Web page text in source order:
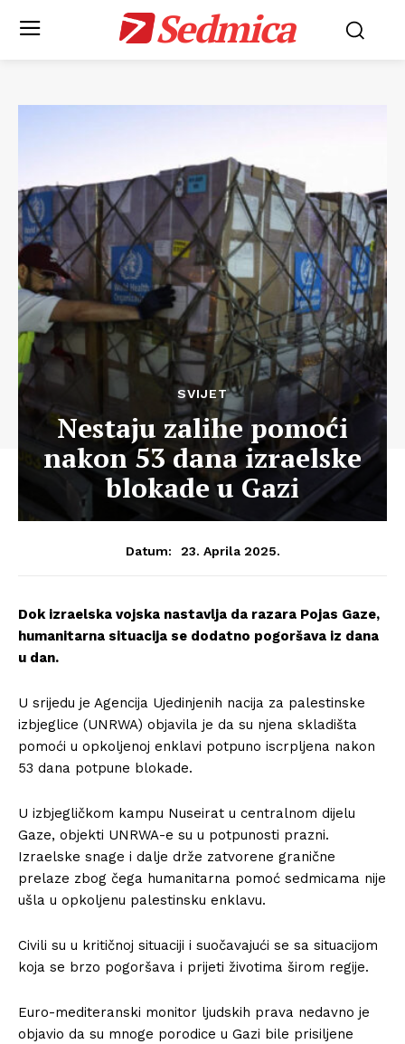
Sedmica
SVIJET
Nestaju zalihe pomoći
nakon 53 dana izraelske
blokade u Gazi
Datum: 23. Aprila 2025.
Dok izraelska vojska nastavlja da razara Pojas Gaze,
humanitarna situacija se dodatno pogoršava iz dana
u dan.
U srijedu je Agencija Ujedinjenih nacija za palestinske
izbjeglice (UNRWA) objavila je da su njena skladišta
pomoći u opkoljenoj enklavi potpuno iscrpljena nakon
53 dana potpune blokade.
U izbjegličkom kampu Nuseirat u centralnom dijelu
Gaze, objekti UNRWA-e su u potpunosti prazni.
Izraelske snage i dalje drže zatvorene granične
prelaze zbog čega humanitarna pomoć sedmicama nije
ušla u opkoljenu palestinsku enklavu.
Civili su u kritičnoj situaciji i suočavajući se sa situacijom
koja se brzo pogoršava i prijeti životima širom regije.
Euro-mediteranski monitor ljudskih prava nedavno je
objavio da su mnoge porodice u Gazi bile prisiljene